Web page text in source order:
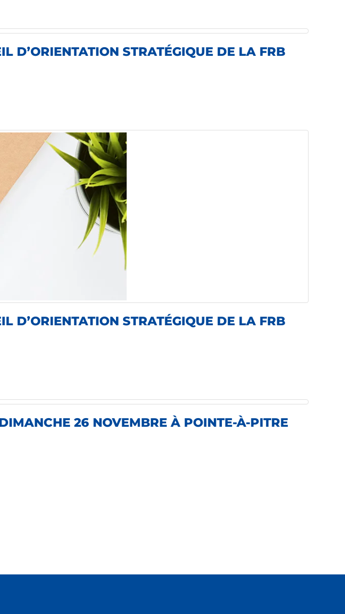
D’ORIENTATION STRATÉGIQUE DE LA FRB
D’ORIENTATION STRATÉGIQUE DE LA FRB
26 NOVEMBRE À POINTE-À-PITRE